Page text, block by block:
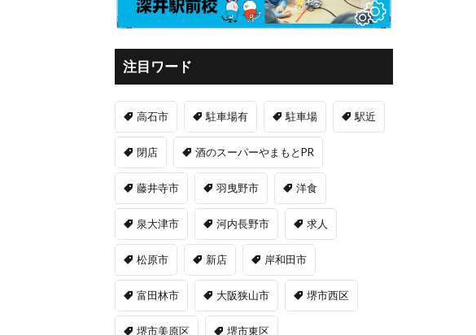
注目ワード
高石市 駐車場有 駐車場 駅近
閉店 酒のスーパーやまもとPR
藤井寺市 羽曳野市 洋食
泉大津市 河内長野市 求人
松原市 新店 岸和田市
富田林市 大阪狭山市 堺市西区
堺市美原区 堺市東区